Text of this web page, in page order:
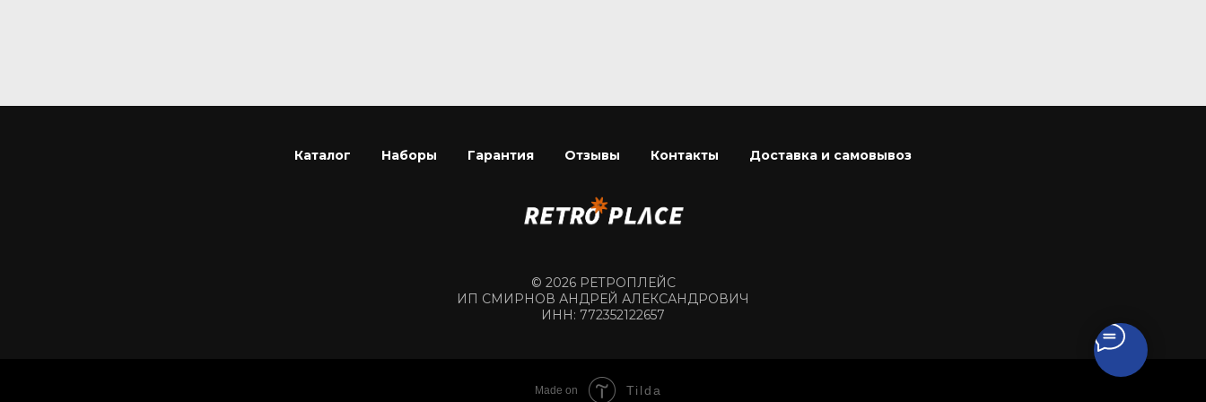
Каталог Наборы Гарантия Отзывы Контакты Доставка и самовывоз
© 2026 РЕТРОПЛЕЙС
ИП СМИРНОВ АНДРЕЙ АЛЕКСАНДРОВИЧ
ИНН: 772352122657
Made on Tilda